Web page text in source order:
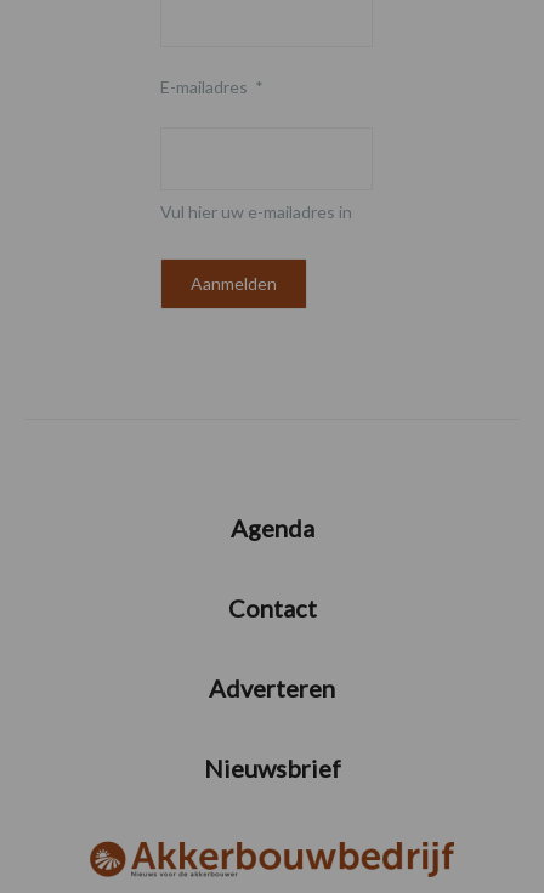
E-mailadres *
Vul hier uw e-mailadres in
Agenda
Contact
Adverteren
Nieuwsbrief